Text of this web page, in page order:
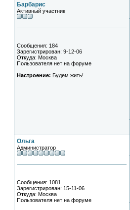
Барбарис
Активный участник
Сообщения: 184
Зарегистрирован: 9-12-06
Откуда: Москва
Пользователя нет на форуме
Настроение: Будем жить!
Ольга
Администратор
Сообщения: 1081
Зарегистрирован: 15-11-06
Откуда: Москва
Пользователя нет на форуме